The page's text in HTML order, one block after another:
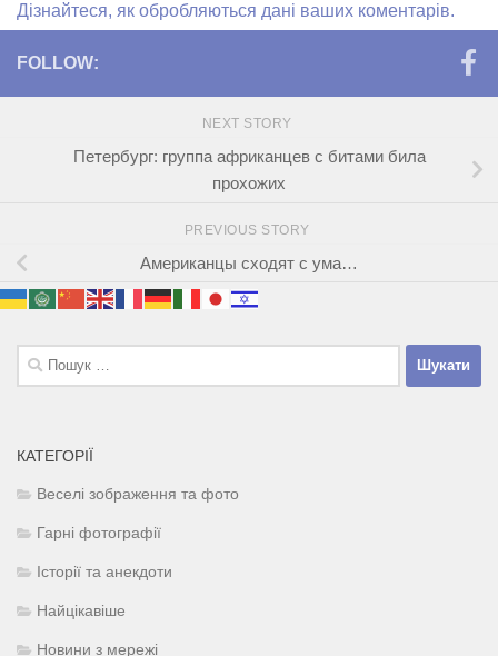
Дізнайтеся, як обробляються дані ваших коментарів.
FOLLOW:
NEXT STORY
Петербург: группа африканцев с битами била
прохожих
PREVIOUS STORY
Американцы сходят с ума…
Пошук:
КАТЕГОРІЇ
Веселі зображення та фото
Гарні фотографії
Історії та анекдоти
Найцікавіше
Новини з мережі